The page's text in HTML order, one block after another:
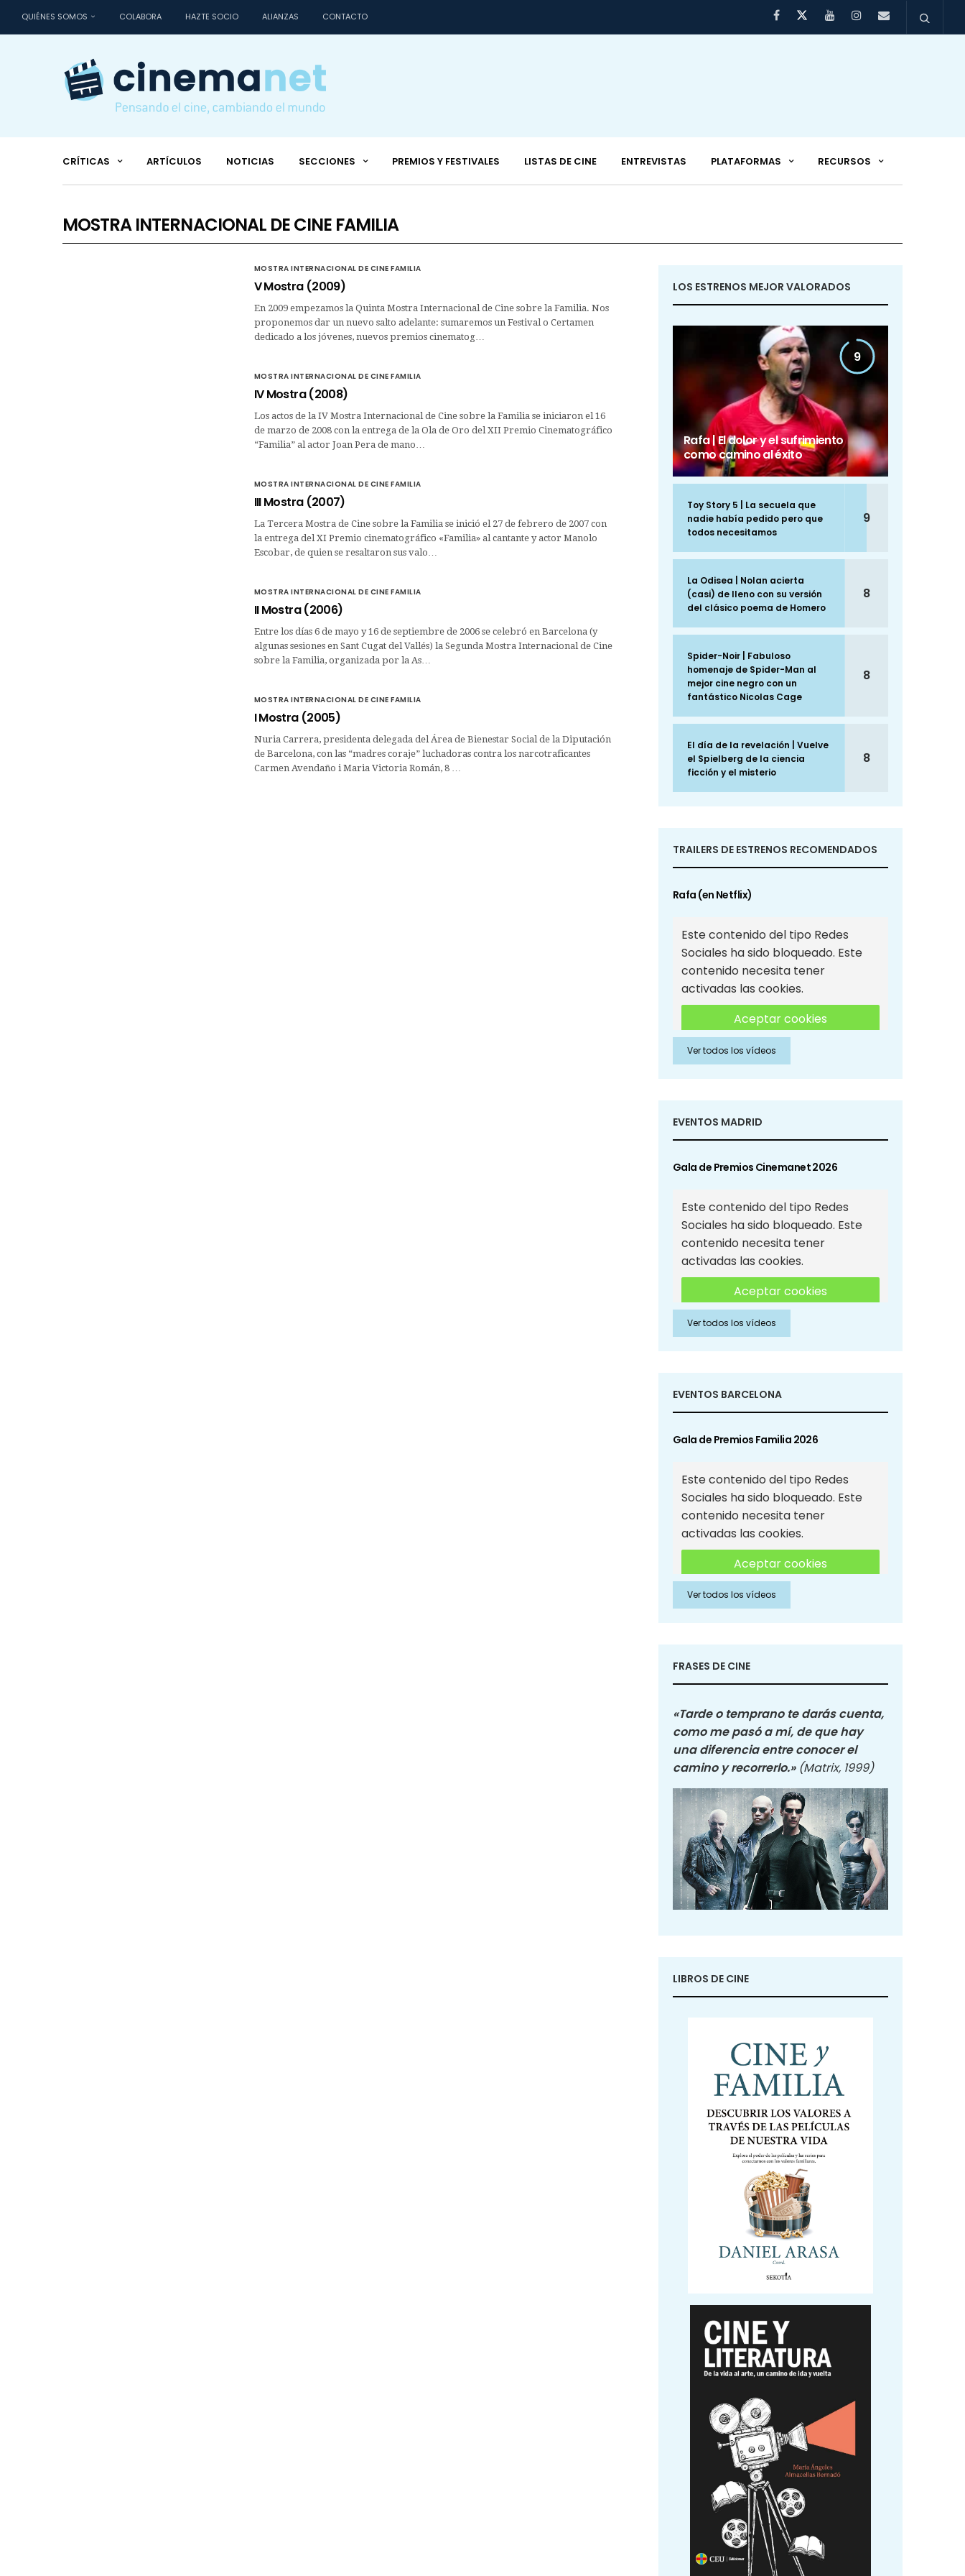
QUIÉNES SOMOS COLABORA HAZTE SOCIO ALIANZAS CONTACTO
CRÍTICAS ARTÍCULOS NOTICIAS SECCIONES PREMIOS Y FESTIVALES LISTAS DE CINE ENTREVISTAS PLATAFORMAS RECURSOS
MOSTRA INTERNACIONAL DE CINE FAMILIA
MOSTRA INTERNACIONAL DE CINE FAMILIA
V Mostra (2009)
En 2009 empezamos la Quinta Mostra Internacional de Cine sobre la Familia. Nos
proponemos dar un nuevo salto adelante: sumaremos un Festival o Certamen
dedicado a los jóvenes, nuevos premios cinematog…
MOSTRA INTERNACIONAL DE CINE FAMILIA
IV Mostra (2008)
Los actos de la IV Mostra Internacional de Cine sobre la Familia se iniciaron el 16
de marzo de 2008 con la entrega de la Ola de Oro del XII Premio Cinematográfico
“Familia” al actor Joan Pera de mano…
MOSTRA INTERNACIONAL DE CINE FAMILIA
III Mostra (2007)
La Tercera Mostra de Cine sobre la Familia se inició el 27 de febrero de 2007 con
la entrega del XI Premio cinematográfico «Familia» al cantante y actor Manolo
Escobar, de quien se resaltaron sus valo…
MOSTRA INTERNACIONAL DE CINE FAMILIA
II Mostra (2006)
Entre los días 6 de mayo y 16 de septiembre de 2006 se celebró en Barcelona (y
algunas sesiones en Sant Cugat del Vallés) la Segunda Mostra Internacional de Cine
sobre la Familia, organizada por la As…
MOSTRA INTERNACIONAL DE CINE FAMILIA
I Mostra (2005)
Nuria Carrera, presidenta delegada del Área de Bienestar Social de la Diputación
de Barcelona, con las “madres coraje” luchadoras contra los narcotraficantes
Carmen Avendaño i Maria Victoria Román, 8 …
LOS ESTRENOS MEJOR VALORADOS
9
Rafa | El dolor y el sufrimiento
como camino al éxito
Toy Story 5 | La secuela que
nadie había pedido pero que
todos necesitamos
9
La Odisea | Nolan acierta
(casi) de lleno con su versión
del clásico poema de Homero
8
Spider-Noir | Fabuloso
homenaje de Spider-Man al
mejor cine negro con un
fantástico Nicolas Cage
8
El día de la revelación | Vuelve
el Spielberg de la ciencia
ficción y el misterio
8
TRAILERS DE ESTRENOS RECOMENDADOS
Rafa (en Netflix)
Este contenido del tipo Redes
Sociales ha sido bloqueado. Este
contenido necesita tener
activadas las cookies.
Aceptar cookies
Aceptar cookies de Redes
Sociales
Ver todos los vídeos
EVENTOS MADRID
Gala de Premios Cinemanet 2026
Este contenido del tipo Redes
Sociales ha sido bloqueado. Este
contenido necesita tener
activadas las cookies.
Aceptar cookies
Aceptar cookies de Redes
Sociales
Ver todos los vídeos
EVENTOS BARCELONA
Gala de Premios Familia 2026
Este contenido del tipo Redes
Sociales ha sido bloqueado. Este
contenido necesita tener
activadas las cookies.
Aceptar cookies
Aceptar cookies de Redes
Sociales
Ver todos los vídeos
FRASES DE CINE
«Tarde o temprano te darás cuenta,
como me pasó a mí, de que hay
una diferencia entre conocer el
camino y recorrerlo.» (Matrix, 1999)
LIBROS DE CINE